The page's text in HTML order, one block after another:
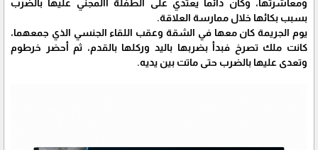
ومعاشرتها، وكان دائما يعتدي على الطفلة االمجني عليها بالضرب
بسبب بكائها خلال ممارسة العلاقة.
يوم الجريمة كان معها في الشقة وعقب اللقاء الجنسي الذي جمعهما،
كانت ملك تصرخ فبدأ بضربها باليد وركلها بالقدم، ثم أحضر خرطوم
وتعدى عليها بالضرب حتى ماتت بين يديه.